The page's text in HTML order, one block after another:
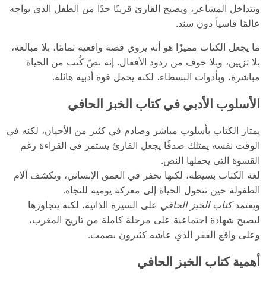
وتتداخل المشاعر، ويصبح القارئ قريبًا جدًا من الطفل الذي يواجه
عالمًا قاسياً دون سند.
ما يجعل الكتاب مميزًا هو أنه يروي قصة واقعية تمامًا، بلا مبالغة،
بلا تزيين، وبلا خوف من ردود الأفعال. إنه نصّ كُتب من الحياة
مباشرة، وبأدوات البسطاء، لكنه يحمل قوة أدبية هائلة.
الأسلوب الأدبي في كتاب الخبز الحافي
يمتاز الكتاب بأسلوب مباشر وصادم في كثير من الأحيان، لكنه في
الوقت نفسه يمتلك صدقًا يجعل القارئ يستمر في القراءة رغم
القسوة التي يحملها النص.
لغة الكتاب بسيطة، لكنها تحفر في العمق الإنساني، وتكشف آلام
الطفولة حين تتحول الحياة إلى معركة يومية للنجاة.
ويعتمدكتاب الخبز الحافي على السيرة الذاتية، لكنه يتجاوزها
ليصبح شهادة اجتماعية على مرحلة كاملة من تاريخ المغرب،
وعلى واقع الفقر الذي عاشه كثيرون بصمت.
أهمية كتاب الخبز الحافي